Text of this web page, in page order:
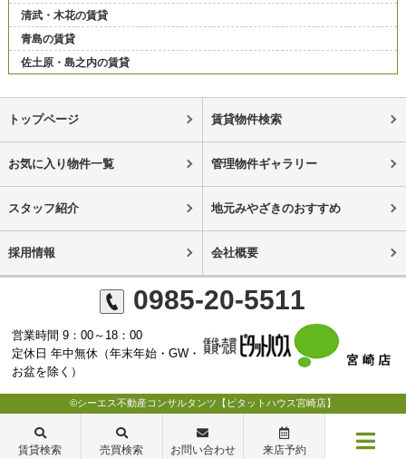
清武・木花の賃貸
青島の賃貸
佐土原・島之内の賃貸
トップページ 賃貸物件検索
お気に入り物件一覧 管理物件ギャラリー
スタッフ紹介 地元みやざきのおすすめ
採用情報 会社概要
0985-20-5511
営業時間 9：00～18：00
定休日 年中無休（年末年始・GW・
お盆を除く）
©シーエス不動産コンサルタンツ【ピタットハウス宮崎店】
賃貸検索 売買検索 お問い合わせ 来店予約